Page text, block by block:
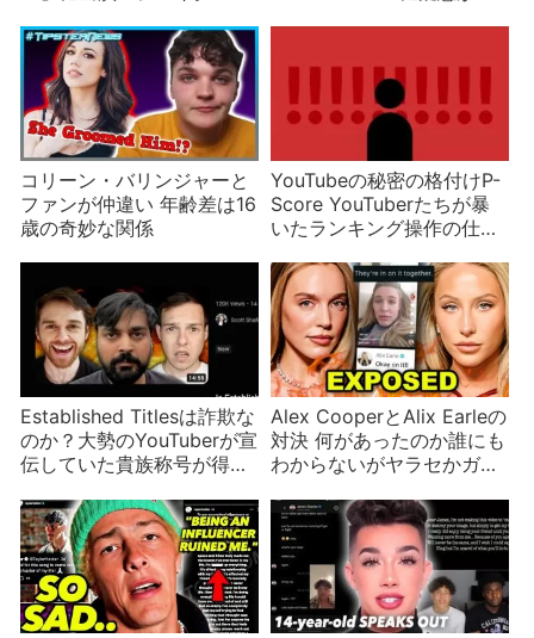
コリーン・バリンジャーと
ファンが仲違い 年齢差は16
歳の奇妙な関係
YouTubeの秘密の格付けP-
Score YouTuberたちが暴
いたランキング操作の仕組
Established Titlesは詐欺な
のか？大勢のYouTuberが宣
伝していた貴族称号が得ら
Alex CooperとAlix Earleの
対決 何があったのか誰にも
わからないがヤラセかガチ